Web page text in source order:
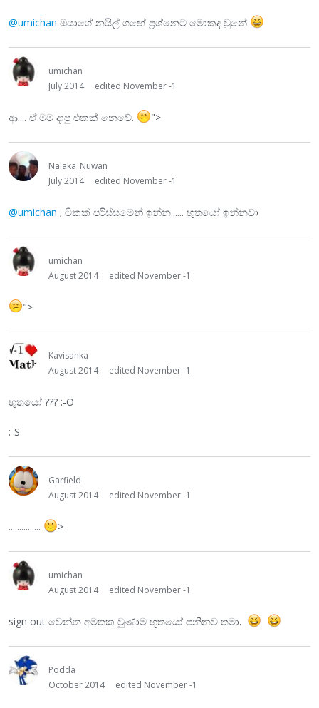
@umichan ඔයාගේ නයිල් ගඟේ ප්‍රශ්නෙට මොකද වුනේ
umichan
July 2014
edited November -1
ආ.... ඒ මම දාපු එකක් නෙවේ. ">
Nalaka_Nuwan
July 2014
edited November -1
@umichan ; ටිකක් පරිස්සමෙන් ඉන්න...... භුතයෝ ඉන්නවා
umichan
August 2014
edited November -1
">
Kavisanka
August 2014
edited November -1
භුතයෝ ??? :-O
:-S
Garfield
August 2014
edited November -1
............... >-
umichan
August 2014
edited November -1
sign out වෙන්න අමතක වුණාම භූතයෝ පනිනව තමා.
Podda
October 2014
edited November -1